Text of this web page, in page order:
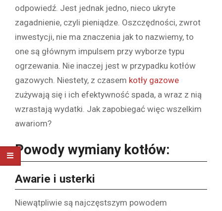
odpowiedź. Jest jednak jedno, nieco ukryte
zagadnienie, czyli pieniądze. Oszczędności, zwrot
inwestycji, nie ma znaczenia jak to nazwiemy, to
one są głównym impulsem przy wyborze typu
ogrzewania. Nie inaczej jest w przypadku kotłów
gazowych. Niestety, z czasem kotły gazowe
zużywają się i ich efektywność spada, a wraz z nią
wzrastają wydatki. Jak zapobiegać więc wszelkim
awariom?
Powody wymiany kotłów:
Awarie i usterki
Niewątpliwie są najczęstszym powodem